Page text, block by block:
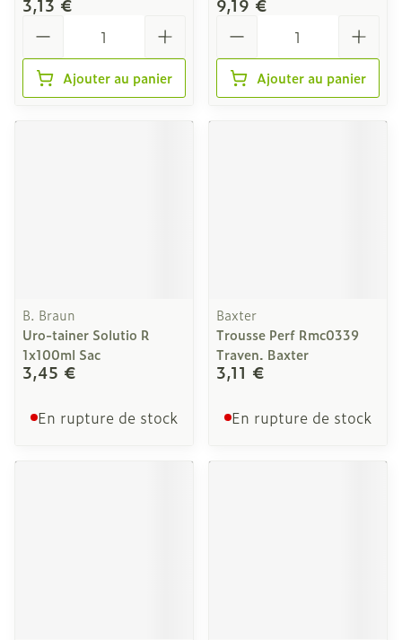
3,13 €
Ajouter au panier
9,19 €
Ajouter au panier
B. Braun
Uro-tainer Solutio R
1x100ml Sac
3,45 €
En rupture de stock
Baxter
Trousse Perf Rmc0339
Traven. Baxter
3,11 €
En rupture de stock